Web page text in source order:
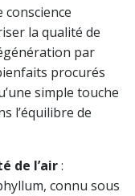
conscience
la qualité de
par
procurés
simple touche
l’équilibre de
de l’air:
connu sous